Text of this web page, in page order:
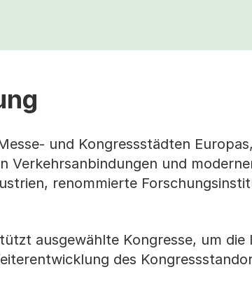
und Kongressstädten
Verkehrsanbindungen und
renommierte
ausgewählte Kongresse, um
des